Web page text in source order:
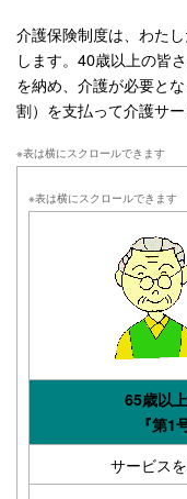
介護保険制度は、わた
します。40歳以上の皆
を納め、介護が必要と
割）を支払って介護サ
65歳以
『第1
サービス